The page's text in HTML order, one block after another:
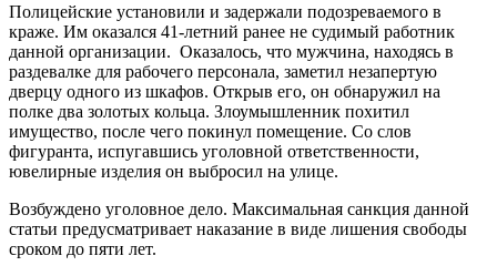
Полицейские установили и задержали подозреваемого в
краже. Им оказался 41-летний ранее не судимый работник
данной организации. Оказалось, что мужчина, находясь в
раздевалке для рабочего персонала, заметил незапертую
дверцу одного из шкафов. Открыв его, он обнаружил на
полке два золотых кольца. Злоумышленник похитил
имущество, после чего покинул помещение. Со слов
фигуранта, испугавшись уголовной ответственности,
ювелирные изделия он выбросил на улице.
Возбуждено уголовное дело. Максимальная санкция данной
статьи предусматривает наказание в виде лишения свободы
сроком до пяти лет.